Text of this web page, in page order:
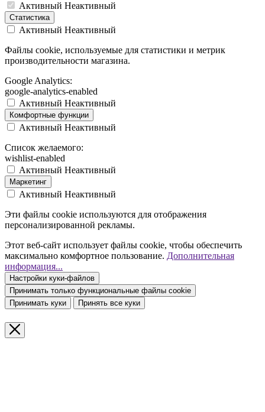
Активный Неактивный
Статистика
Активный Неактивный
Файлы cookie, используемые для статистики и метрик
производительности магазина.
Google Analytics:
google-analytics-enabled
Активный Неактивный
Комфортные функции
Активный Неактивный
Список желаемого:
wishlist-enabled
Активный Неактивный
Маркетинг
Активный Неактивный
Эти файлы cookie используются для отображения
персонализированной рекламы.
Этот веб-сайт использует файлы cookie, чтобы обеспечить
максимально комфортное пользование. Дополнительная
информация...
Настройки куки-файлов
Принимать только функциональные файлы cookie
Принимать куки
Принять все куки